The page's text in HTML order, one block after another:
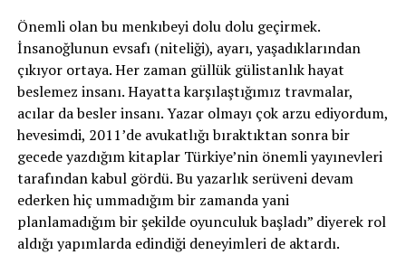
Önemli olan bu menkıbeyi dolu dolu geçirmek.
İnsanoğlunun evsafı (niteliği), ayarı, yaşadıklarından
çıkıyor ortaya. Her zaman güllük gülistanlık hayat
beslemez insanı. Hayatta karşılaştığımız travmalar,
acılar da besler insanı. Yazar olmayı çok arzu ediyordum,
hevesimdi, 2011’de avukatlığı bıraktıktan sonra bir
gecede yazdığım kitaplar Türkiye’nin önemli yayınevleri
tarafından kabul gördü. Bu yazarlık serüveni devam
ederken hiç ummadığım bir zamanda yani
planlamadığım bir şekilde oyunculuk başladı” diyerek rol
aldığı yapımlarda edindiği deneyimleri de aktardı.